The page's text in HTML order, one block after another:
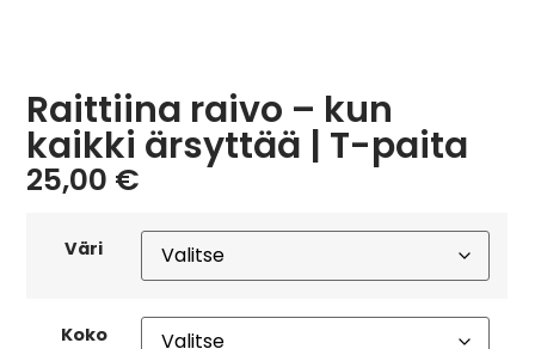
Raittiina raivo – kun
kaikki ärsyttää | T-paita
25,00 €
Väri
Koko